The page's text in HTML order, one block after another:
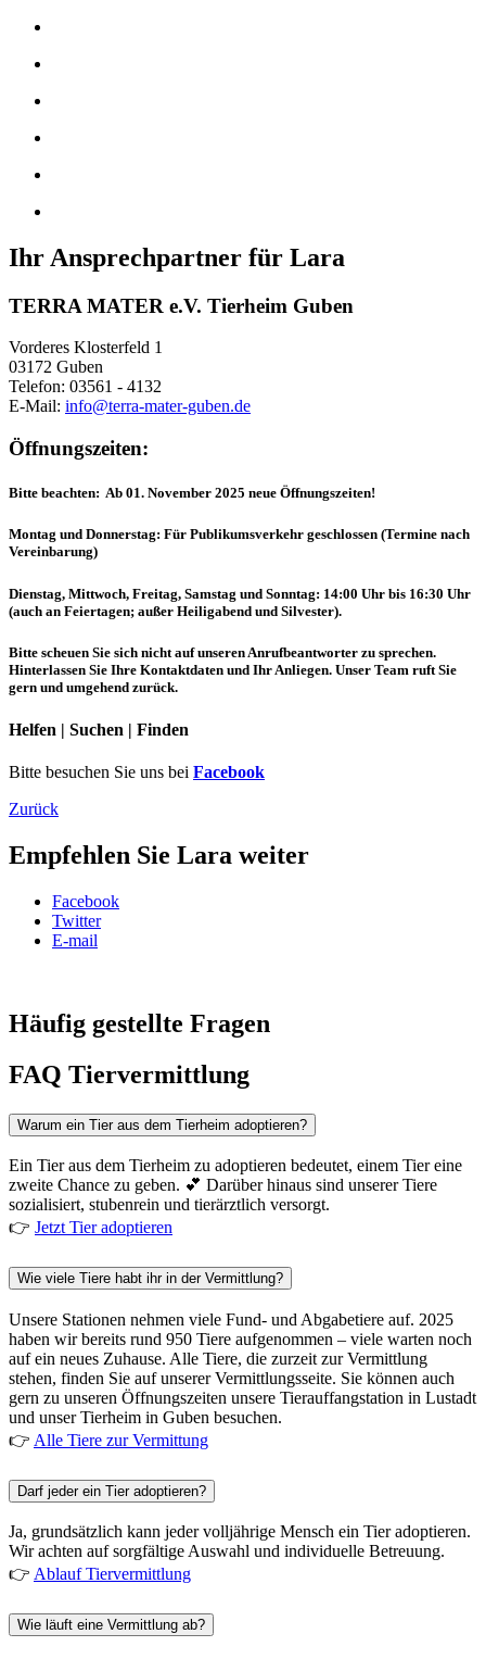
Ihr Ansprechpartner für Lara
TERRA MATER e.V. Tierheim Guben
Vorderes Klosterfeld 1
03172 Guben
Telefon: 03561 - 4132
E-Mail: info@terra-mater-guben.de
Öffnungszeiten:
Bitte beachten: Ab 01. November 2025 neue Öffnungszeiten!
Montag und Donnerstag: Für Publikumsverkehr geschlossen (Termine nach
Vereinbarung)
Dienstag, Mittwoch, Freitag, Samstag und Sonntag: 14:00 Uhr bis 16:30 Uhr
(auch an Feiertagen; außer Heiligabend und Silvester).
Bitte scheuen Sie sich nicht auf unseren Anrufbeantworter zu sprechen.
Hinterlassen Sie Ihre Kontaktdaten und Ihr Anliegen. Unser Team ruft Sie
gern und umgehend zurück.
Helfen | Suchen | Finden
Bitte besuchen Sie uns bei Facebook
Zurück
Empfehlen Sie Lara weiter
Facebook
Twitter
E-mail
Häufig gestellte Fragen
FAQ Tiervermittlung
Warum ein Tier aus dem Tierheim adoptieren?
Ein Tier aus dem Tierheim zu adoptieren bedeutet, einem Tier eine
zweite Chance zu geben. 💕 Darüber hinaus sind unserer Tiere
sozialisiert, stubenrein und tierärztlich versorgt.
👉 Jetzt Tier adoptieren
Wie viele Tiere habt ihr in der Vermittlung?
Unsere Stationen nehmen viele Fund- und Abgabetiere auf. 2025
haben wir bereits rund 950 Tiere aufgenommen – viele warten noch
auf ein neues Zuhause. Alle Tiere, die zurzeit zur Vermittlung
stehen, finden Sie auf unserer Vermittlungsseite. Sie können auch
gern zu unseren Öffnungszeiten unsere Tierauffangstation in Lustadt
und unser Tierheim in Guben besuchen.
👉 Alle Tiere zur Vermittung
Darf jeder ein Tier adoptieren?
Ja, grundsätzlich kann jeder volljährige Mensch ein Tier adoptieren.
Wir achten auf sorgfältige Auswahl und individuelle Betreuung.
👉 Ablauf Tiervermittlung
Wie läuft eine Vermittlung ab?